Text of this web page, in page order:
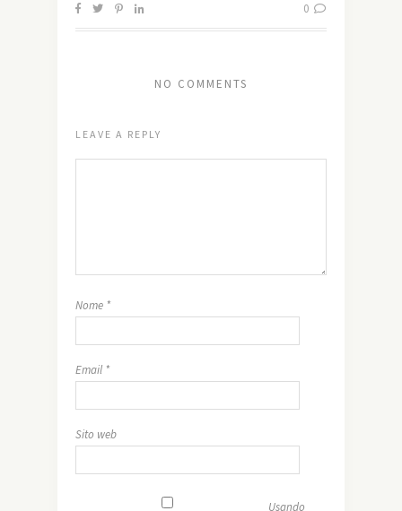
0
NO COMMENTS
LEAVE A REPLY
Nome *
Email *
Sito web
Usando